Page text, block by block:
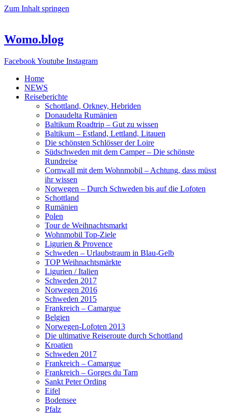
Zum Inhalt springen
Womo.blog
FacebookYoutube Instagram
Home
NEWS
Reiseberichte
Schottland, Orkney, Hebriden
Donaudelta Rumänien
Baltikum Roadtrip – Gut zu wissen
Baltikum – Estland, Lettland, Litauen
Die schönsten Schlösser der Loire
Südschweden mit dem Camper – Die schönste
Rundreise
Cornwall mit dem Wohnmobil – Achtung, dass müsst
ihr wissen
Norwegen – Durch Schweden bis auf die Lofoten
Schottland
Rumänien
Polen
Tour de Weihnachtsmarkt
Wohnmobil Top-Ziele
Ligurien & Provence
Schweden – Urlaubstraum in Blau-Gelb
TOP Weihnachtsmärkte
Ligurien / Italien
Schweden 2017
Norwegen 2016
Schweden 2015
Frankreich – Camargue
Belgien
Norwegen-Lofoten 2013
Die ultimative Reiseroute durch Schottland
Kroatien
Schweden 2017
Frankreich – Camargue
Frankreich – Gorges du Tarn
Sankt Peter Ording
Eifel
Bodensee
Pfalz